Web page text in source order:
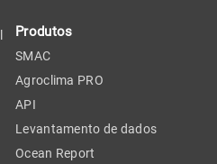
Produtos
SMAC
Agroclima PRO
API
Levantamento de dados
Ocean Report